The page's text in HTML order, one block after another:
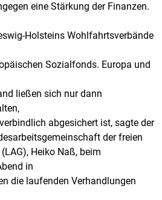
eine Stärkung der Finanzen.
Holsteins Wohlfahrtsverbände
Sozialfonds. Europa und
ließen sich nur dann
abgesichert ist, sagte der
der freien
Heiko Naß, beim
in
die laufenden Verhandlungen